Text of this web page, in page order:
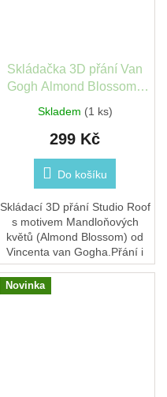
Skládačka 3D přání Van
Gogh Almond Blossom -
Studio Roof
Skladem (1 ks)
299 Kč
Do košíku
Skládací 3D přání Studio Roof
s motivem Mandloňových
květů (Almond Blossom) od
Vincenta van Gogha.Přání i
malá dekorace v jednom —
po složení vznikne prostorový
objekt.Vyrobeno...
Novinka